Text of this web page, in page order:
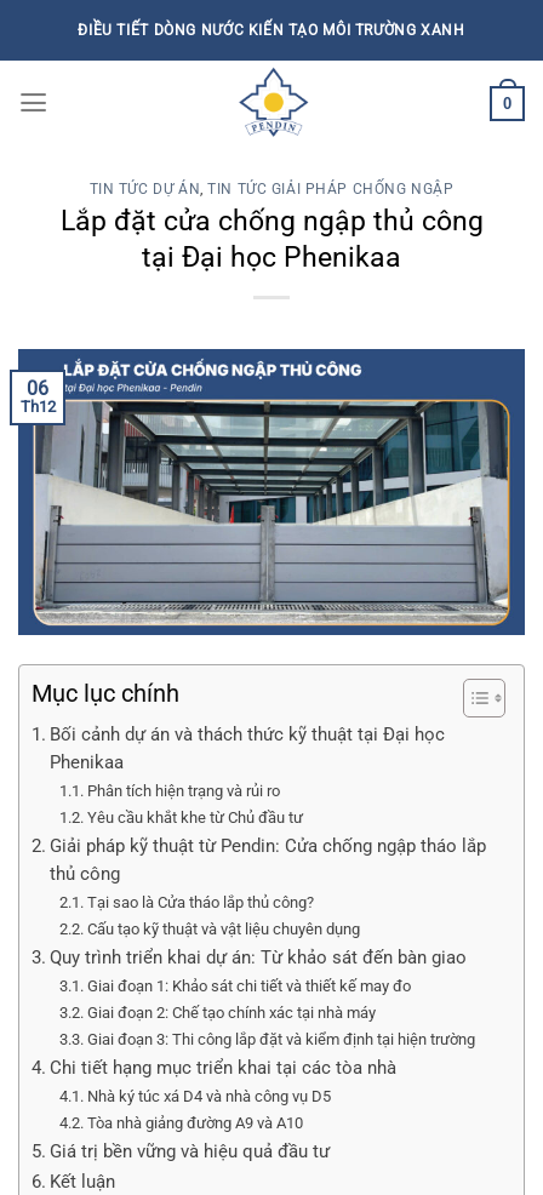
dung
ĐIỀU TIẾT DÒNG NƯỚC KIẾN TẠO MÔI TRƯỜNG XANH
0
TIN TỨC DỰ ÁN,TIN TỨC GIẢI PHÁP CHỐNG NGẬP
Lắp đặt cửa chống ngập thủ công
tại Đại học Phenikaa
06
Th12
Mục lục chính
Bối cảnh dự án và thách thức kỹ thuật tại Đại học
Phenikaa
Phân tích hiện trạng và rủi ro
Yêu cầu khắt khe từ Chủ đầu tư
Giải pháp kỹ thuật từ Pendin: Cửa chống ngập tháo lắp
thủ công
Tại sao là Cửa tháo lắp thủ công?
Cấu tạo kỹ thuật và vật liệu chuyên dụng
Quy trình triển khai dự án: Từ khảo sát đến bàn giao
Giai đoạn 1: Khảo sát chi tiết và thiết kế may đo
Giai đoạn 2: Chế tạo chính xác tại nhà máy
Giai đoạn 3: Thi công lắp đặt và kiểm định tại hiện trường
Chi tiết hạng mục triển khai tại các tòa nhà
Nhà ký túc xá D4 và nhà công vụ D5
Tòa nhà giảng đường A9 và A10
Giá trị bền vững và hiệu quả đầu tư
Kết luận